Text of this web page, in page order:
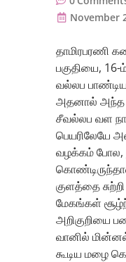
November
தாமிரபரணி
பகுதியை,
வல்லப
அதனால் அந்த
சீவல்லப வள
பெயரிலேயே
வழக்கம் போல,
குளத்தை
மேகங்கள்
அறிகுறியை
வானில் மின்னல்
கூடிய மழை